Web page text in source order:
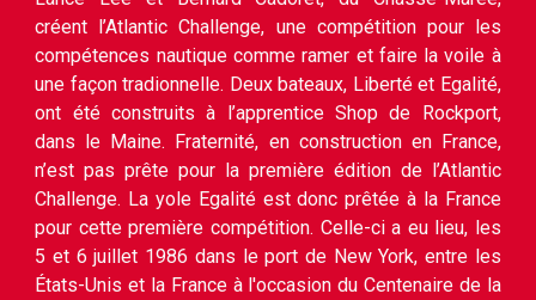
créent l’Atlantic Challenge, une compétition pour les
compétences nautique comme ramer et faire la voile à
une façon tradionnelle. Deux bateaux, Liberté et Egalité,
ont été construits à l’apprentice Shop de Rockport,
dans le Maine. Fraternité, en construction en France,
n’est pas prête pour la première édition de l’Atlantic
Challenge. La yole Egalité est donc prêtée à la France
pour cette première compétition. Celle-ci a eu lieu, les
5 et 6 juillet 1986 dans le port de New York, entre les
États-Unis et la France à l'occasion du Centenaire de la